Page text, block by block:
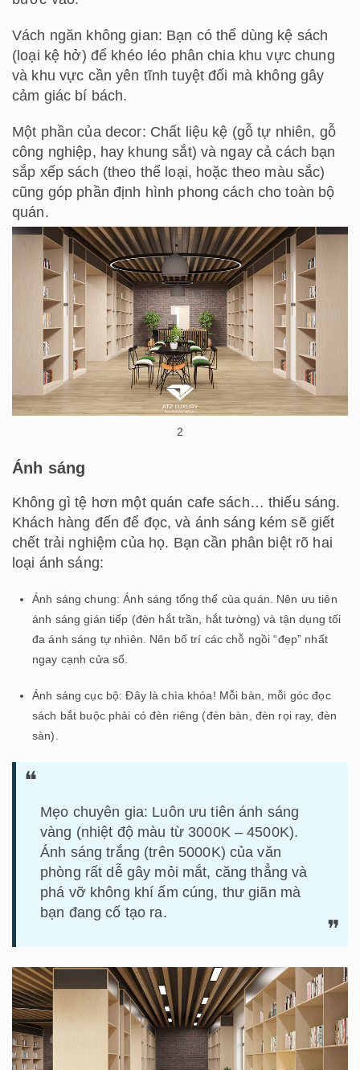
Vách ngăn không gian: Bạn có thể dùng kệ sách
(loại kệ hở) để khéo léo phân chia khu vực chung
và khu vực cần yên tĩnh tuyệt đối mà không gây
cảm giác bí bách.
Một phần của decor: Chất liệu kệ (gỗ tự nhiên, gỗ
công nghiệp, hay khung sắt) và ngay cả cách bạn
sắp xếp sách (theo thể loại, hoặc theo màu sắc)
cũng góp phần định hình phong cách cho toàn bộ
quán.
2
Ánh sáng
Không gì tệ hơn một quán cafe sách… thiếu sáng.
Khách hàng đến để đọc, và ánh sáng kém sẽ giết
chết trải nghiệm của họ. Bạn cần phân biệt rõ hai
loại ánh sáng:
Ánh sáng chung: Ánh sáng tổng thể của quán. Nên ưu tiên
ánh sáng gián tiếp (đèn hắt trần, hắt tường) và tận dụng tối
đa ánh sáng tự nhiên. Nên bố trí các chỗ ngồi “đẹp” nhất
ngay cạnh cửa sổ.
Ánh sáng cục bộ: Đây là chìa khóa! Mỗi bàn, mỗi góc đọc
sách bắt buộc phải có đèn riêng (đèn bàn, đèn rọi ray, đèn
sàn).
Mẹo chuyên gia: Luôn ưu tiên ánh sáng
vàng (nhiệt độ màu từ 3000K – 4500K).
Ánh sáng trắng (trên 5000K) của văn
phòng rất dễ gây mỏi mắt, căng thẳng và
phá vỡ không khí ấm cúng, thư giãn mà
bạn đang cố tạo ra.